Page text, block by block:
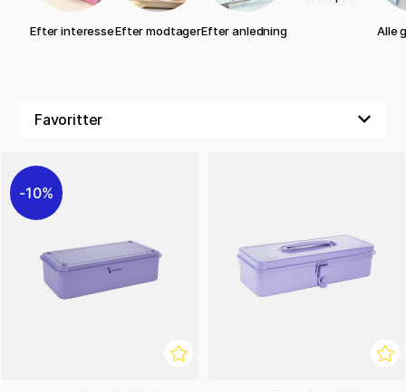
Efter interesseEfter modtagerEfter anledning Alle
10%